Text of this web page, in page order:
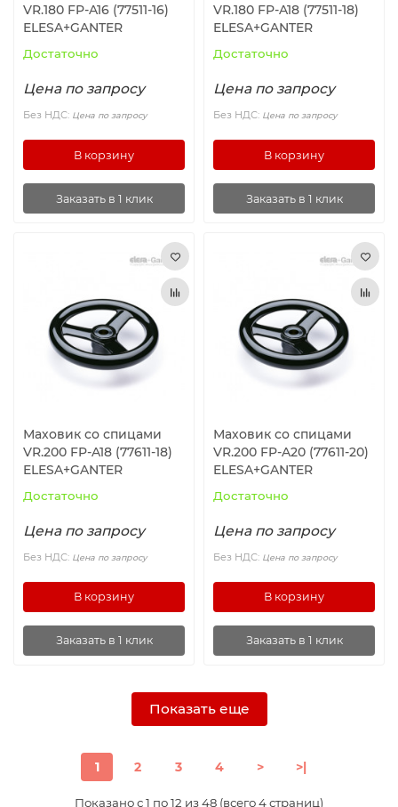
VR.180 FP-A16 (77511-16)
ELESA+GANTER
Достаточно
Цена по запросу
Без НДС: Цена по запросу
В корзину
Заказать в 1 клик
VR.180 FP-A18 (77511-18)
ELESA+GANTER
Достаточно
Цена по запросу
Без НДС: Цена по запросу
В корзину
Заказать в 1 клик
Маховик со спицами
VR.200 FP-A18 (77611-18)
ELESA+GANTER
Достаточно
Цена по запросу
Без НДС: Цена по запросу
В корзину
Заказать в 1 клик
Маховик со спицами
VR.200 FP-A20 (77611-20)
ELESA+GANTER
Достаточно
Цена по запросу
Без НДС: Цена по запросу
В корзину
Заказать в 1 клик
Показать еще
1 2 3 4 > >|
Показано с 1 по 12 из 48 (всего 4 страниц)